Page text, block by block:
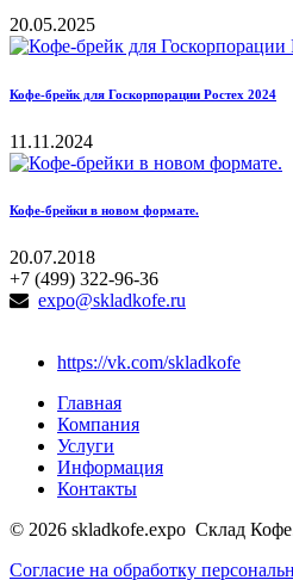
20.05.2025
Кофе-брейк для Госкорпорации Ростех 2024
11.11.2024
Кофе-брейки в новом формате.
20.07.2018
+7 (499) 322-96-36
expo@skladkofe.ru
https://vk.com/skladkofe
Главная
Компания
Услуги
Информация
Контакты
© 2026 skladkofe.expo Склад
Согласие на обработку